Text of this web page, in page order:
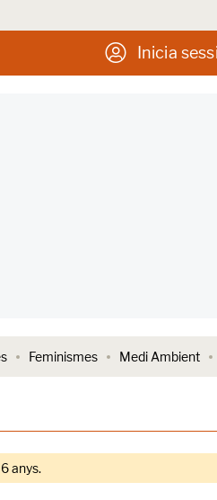
Inicia
Feminismes Medi Ambient
anys.